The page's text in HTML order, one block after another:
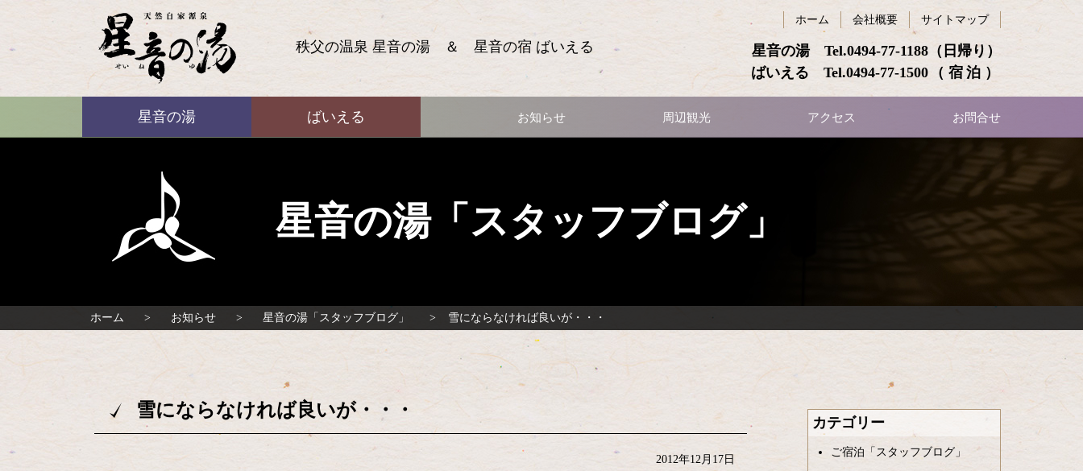
ばいえる
秩父の温泉 星音の湯 ＆ 星音の宿 ばいえる 星音の湯 Tel.0494-77-1188 （日帰り）
ばいえる Tel.0494-77-1500 （宿泊）
ホーム 会社概要 サイトマップ
星音の湯 ばいえる お知らせ 周辺観光 アクセス お問合せ
星音の湯「スタッフブログ」
ホーム お知らせ 星音の湯「スタッフブログ」 雪にならなければ良いが・・・
カテゴリー
ご宿泊「スタッフブログ」
雪にならなければ良いが・・・
2012年12月17日